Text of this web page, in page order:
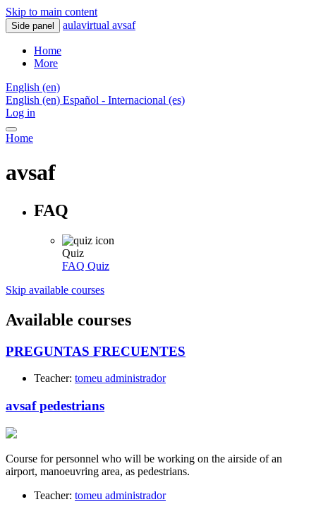
Skip to main content
Side panel aulavirtual avsaf
Home
More
English ‎(en)‎
English ‎(en)‎ Español - Internacional ‎(es)‎
Log in
Home
avsaf
FAQ
Quiz
FAQ Quiz
Skip available courses
Available courses
PREGUNTAS FRECUENTES
Teacher: tomeu administrador
avsaf pedestrians
Course for personnel who will be working on the airside of an
airport, manoeuvring area, as pedestrians.
Teacher: tomeu administrador